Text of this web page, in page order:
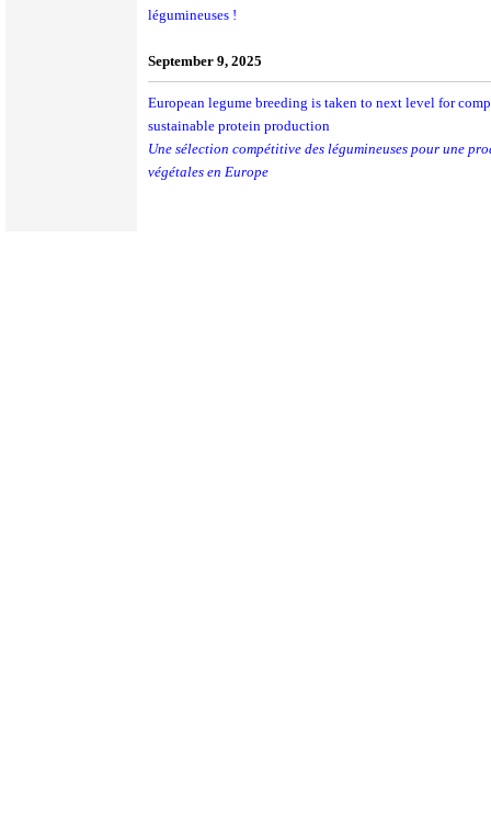
légumineuses !
September 9, 2025
European legume breeding is taken to next level for
sustainable protein production
Une sélection compétitive des légumineuses pour une
végétales en Europe